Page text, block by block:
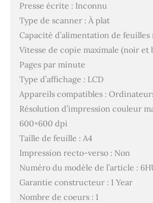
Presse écrite : Inconnu
Type de scanner : À plat
Capacité d’alimentation de feuilles
Vitesse de copie maximale (noir et
Pages par minute
Type d’affichage : LCD
Appareils compatibles :
Résolution d’impression couleur
600×600 dpi
Taille de feuille : A4
Impression recto-verso : Non
Numéro du modèle de l’article :
Garantie constructeur : 1 Year
Nombre de coeurs : 1